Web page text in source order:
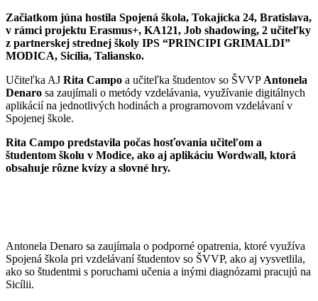
Začiatkom júna hostila Spojená škola, Tokajícka 24, Bratislava,
v rámci projektu Erasmus+, KA121, Job shadowing, 2 učiteľky
z partnerskej strednej školy IPS “PRINCIPI GRIMALDI”
MODICA, Sicília, Taliansko.
Učiteľka AJ Rita Campo a učiteľka študentov so ŠVVP Antonela
Denaro sa zaujímali o metódy vzdelávania, využívanie digitálnych
aplikácií na jednotlivých hodinách a programovom vzdelávaní v
Spojenej škole.
Rita Campo predstavila počas hosťovania učiteľom a
študentom školu v Modice, ako aj aplikáciu Wordwall, ktorá
obsahuje rôzne kvízy a slovné hry.
Antonela Denaro sa zaujímala o podporné opatrenia, ktoré využíva
Spojená škola pri vzdelávaní študentov so ŠVVP, ako aj vysvetlila,
ako so študentmi s poruchami učenia a inými diagnózami pracujú na
Sicílii.